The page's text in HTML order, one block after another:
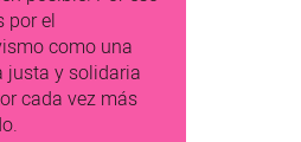
por el
como una
justa y solidaria
cada vez más